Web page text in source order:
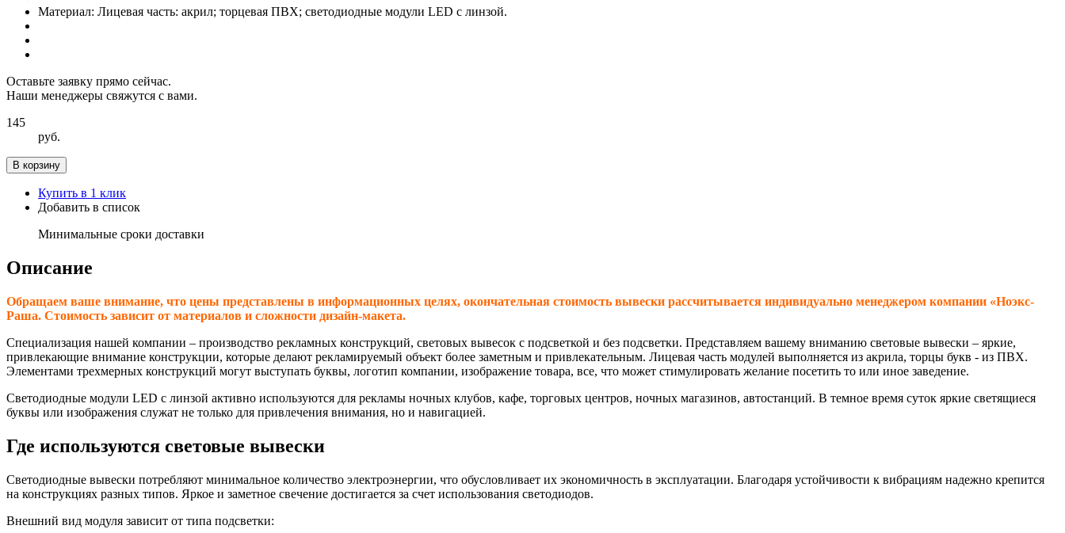
Материал: Лицевая часть: акрил; торцевая ПВХ; светодиодные модули LED с линзой.
Оставьте заявку прямо сейчас.
Наши менеджеры свяжутся с вами.
145
руб.
В корзину
Купить в 1 клик
Добавить в список
Минимальные сроки доставки
Описание
Обращаем ваше внимание, что цены представлены в информационных целях, окончательная стоимость вывески рассчитывается индивидуально менеджером компании «Ноэкс-
Раша. Стоимость зависит от материалов и сложности дизайн-макета.
Специализация нашей компании – производство рекламных конструкций, световых вывесок с подсветкой и без подсветки. Представляем вашему вниманию световые вывески – яркие,
привлекающие внимание конструкции, которые делают рекламируемый объект более заметным и привлекательным. Лицевая часть модулей выполняется из акрила, торцы букв - из ПВХ.
Элементами трехмерных конструкций могут выступать буквы, логотип компании, изображение товара, все, что может стимулировать желание посетить то или иное заведение.
Светодиодные модули LED с линзой активно используются для рекламы ночных клубов, кафе, торговых центров, ночных магазинов, автостанций. В темное время суток яркие светящиеся
буквы или изображения служат не только для привлечения внимания, но и навигацией.
Где используются световые вывески
Светодиодные вывески потребляют минимальное количество электроэнергии, что обусловливает их экономичность в эксплуатации. Благодаря устойчивости к вибрациям надежно крепится
на конструкциях разных типов. Яркое и заметное свечение достигается за счет использования светодиодов.
Внешний вид модуля зависит от типа подсветки: